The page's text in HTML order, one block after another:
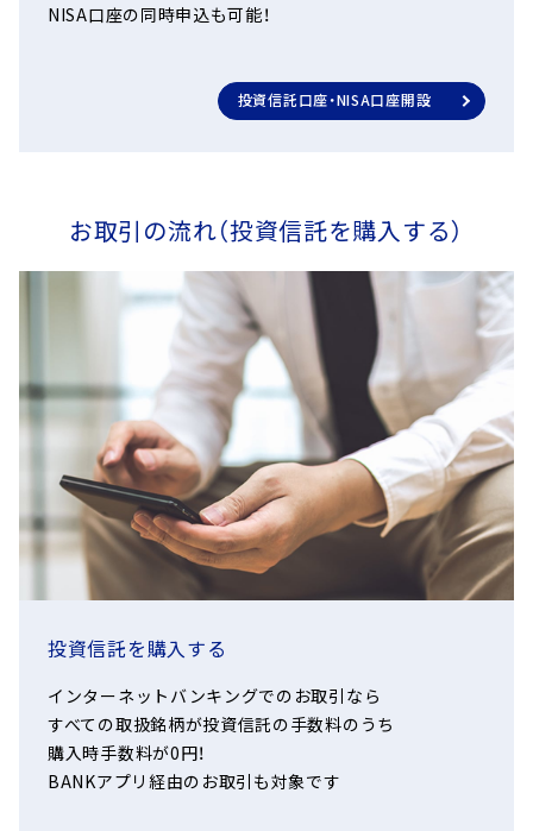
NISA口座の同時申込も可能！
投資信託口座・NISA口座開設
お取引の流れ（投資信託を購入する）
投資信託を購入する
インターネットバンキングでのお取引なら
すべての取扱銘柄が投資信託の手数料のうち
購入時手数料が0円！
BANKアプリ経由のお取引も対象です